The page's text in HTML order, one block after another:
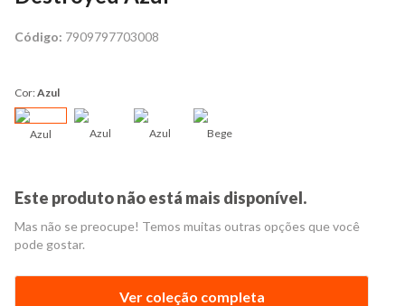
Código: 7909797703008
Cor:Azul
Azul Azul Azul Bege
Este produto não está mais disponível.
Mas não se preocupe! Temos muitas outras opções que você
pode gostar.
Ver coleção completa